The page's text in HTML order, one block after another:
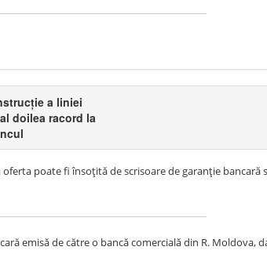
a liniei
doilea racord la
poate fi însoțită de scrisoare de garanție bancară
emisă de către o bancă comercială din R. Moldova,